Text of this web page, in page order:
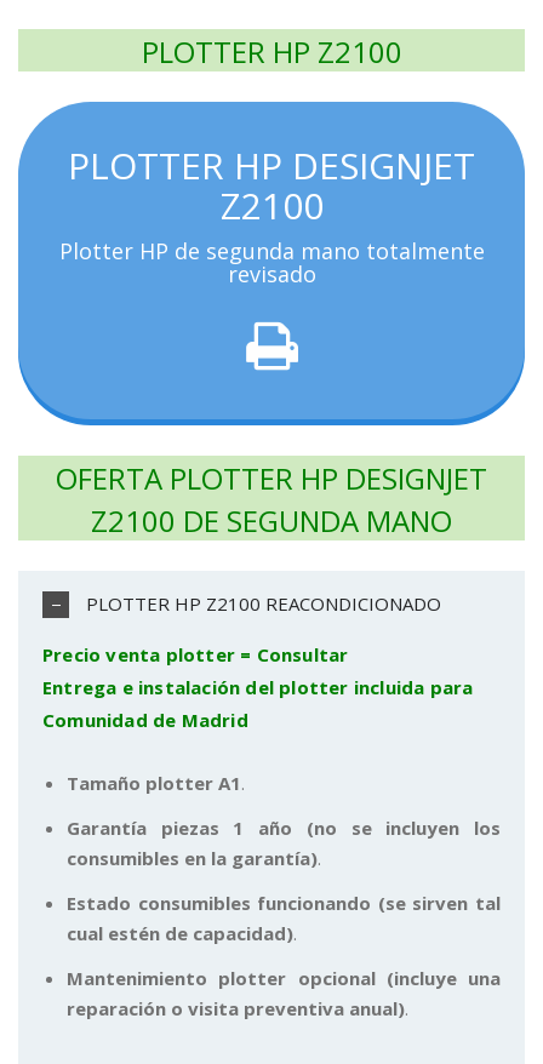
PLOTTER HP Z2100
PLOTTER HP DESIGNJET
Z2100
Plotter HP de segunda mano totalmente
revisado
OFERTA PLOTTER HP DESIGNJET
Z2100 DE SEGUNDA MANO
PLOTTER HP Z2100 REACONDICIONADO
Precio venta plotter = Consultar
Entrega e instalación del plotter incluida para
Comunidad de Madrid
Tamaño plotter A1.
Garantía piezas 1 año (no se incluyen los
consumibles en la garantía).
Estado consumibles funcionando (se sirven tal
cual estén de capacidad).
Mantenimiento plotter opcional (incluye una
reparación o visita preventiva anual).